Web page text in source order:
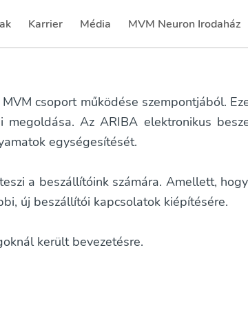
Karrier
(current) Média MVM Neuron Irodaház
(current)
csoport működése szempontjából.
Az ARIBA elektronikus
egységesítését.
a beszállítóink számára. Amellett,
új beszállítói kapcsolatok kiépítésére.
került bevezetésre.